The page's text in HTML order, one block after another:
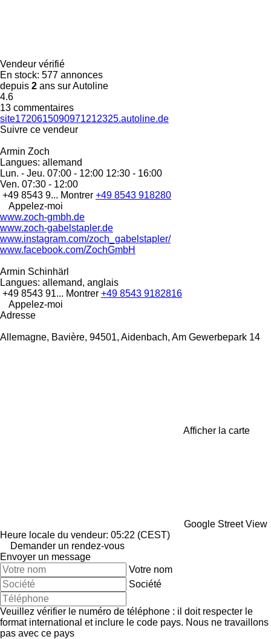
Vendeur vérifié
En stock: 577 annonces
depuis 2 ans sur Autoline
4.6
13 commentaires
site1720615090971212325.autoline.de
Suivre ce vendeur
Armin Zoch
Langues: allemand
Lun. - Jeu. 07:00 - 12:00 12:30 - 16:00
Ven. 07:30 - 12:00
+49 8543 9... Montrer +49 8543 918280
Appelez-moi
www.zoch-gmbh.de
www.zoch-gabelstapler.de
www.instagram.com/zoch_gabelstapler/
www.facebook.com/ZochGmbH
Armin Schinhärl
Langues: allemand, anglais
+49 8543 91... Montrer +49 8543 9182816
Appelez-moi
Adresse
Allemagne, Bavière, 94501, Aidenbach, Am Gewerbepark 14
Afficher la carte
Google Street View
Heure locale du vendeur: 05:22 (CEST)
Demander un rendez-vous
Envoyer un message
Votre nom
Société
Veuillez vérifier le numéro de téléphone : il doit respecter le
format international et inclure le code pays. Nous ne travaillons
pas avec ce pays